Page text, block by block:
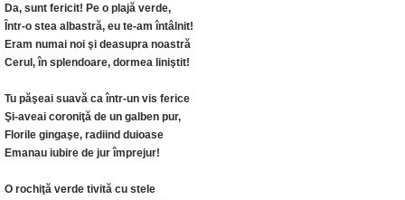
Da, sunt fericit! Pe o plajă verde,
Într-o stea albastră, eu te-am întâlnit!
Eram numai noi şi deasupra noastră
Cerul, în splendoare, dormea liniştit!
Tu păşeai suavă ca într-un vis ferice
Şi-aveai coroniţă de un galben pur,
Florile gingaşe, radiind duioase
Emanau iubire de jur împrejur!
O rochiţă verde tivită cu stele